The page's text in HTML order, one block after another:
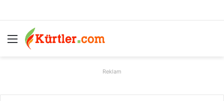
Menü
Reklam